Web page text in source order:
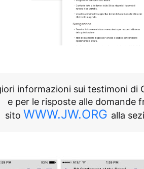
informazioni sui testimoni di
e per le risposte alle domande
sito WWW.JW.ORG alla